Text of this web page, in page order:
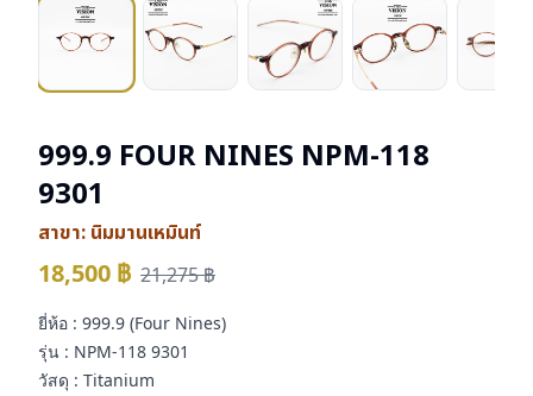
999.9 FOUR NINES NPM-118
9301
สาขา: นิมมานเหมินท์
18,500 ฿ 21,275฿
ยี่ห้อ : 999.9 (Four Nines)
รุ่น : NPM-118 9301
วัสดุ : Titanium